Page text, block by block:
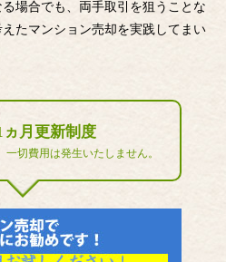
場合でも、両手取引を狙うことな
たマンション売却を実践してまい
月更新制度
切費用は発生いたしません。